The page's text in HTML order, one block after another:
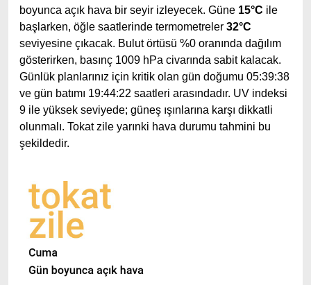
boyunca açık hava bir seyir izleyecek. Güne 15°C ile
başlarken, öğle saatlerinde termometreler 32°C
seviyesine çıkacak. Bulut örtüsü %0 oranında dağılım
gösterirken, basınç 1009 hPa civarında sabit kalacak.
Günlük planlarınız için kritik olan gün doğumu 05:39:38
ve gün batımı 19:44:22 saatleri arasındadır. UV indeksi
9 ile yüksek seviyede; güneş ışınlarına karşı dikkatli
olunmalı. Tokat zile yarınki hava durumu tahmini bu
şekildedir.